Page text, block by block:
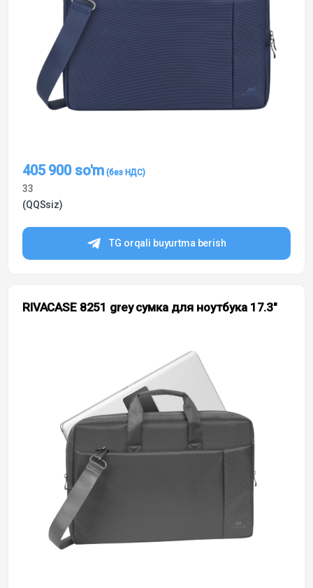
405 900 so'm
33
(QQSsiz)
TG orqali buyurtma berish
RIVACASE 8251 grey сумка для ноутбука 17.3″